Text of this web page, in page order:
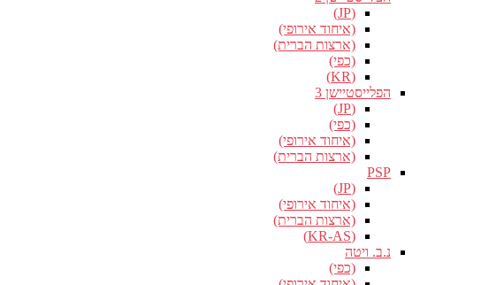
(JP)
(איחוד אירופי)
(ארצות הברית)
(כפי)
(KR)
הפלייסטיישן 3
(JP)
(כפי)
(איחוד אירופי)
(ארצות הברית)
PSP
(JP)
(איחוד אירופי)
(ארצות הברית)
(KR-AS)
נ.ב. ויטה
(כפי)